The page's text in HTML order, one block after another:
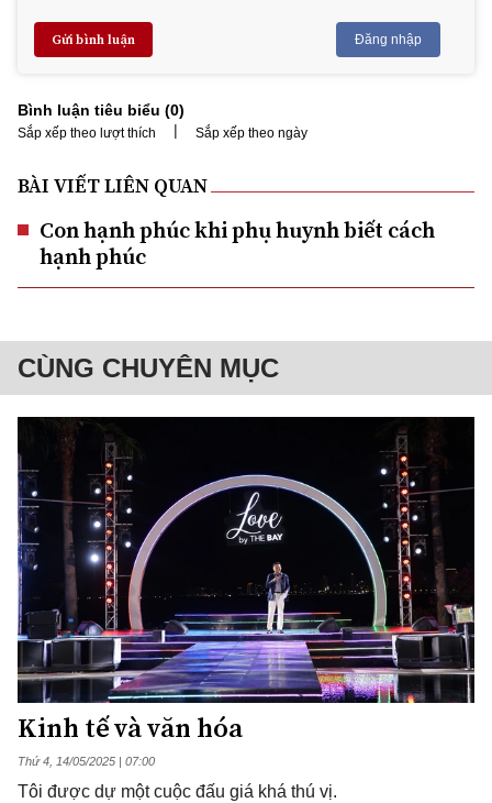
Gửi bình luận Đăng nhập
Bình luận tiêu biểu (0)
Sắp xếp theo lượt thích | Sắp xếp theo ngày
BÀI VIẾT LIÊN QUAN
Con hạnh phúc khi phụ huynh biết cách
hạnh phúc
CÙNG CHUYÊN MỤC
Kinh tế và văn hóa
Thứ 4, 14/05/2025 | 07:00
Tôi được dự một cuộc đấu giá khá thú vị.